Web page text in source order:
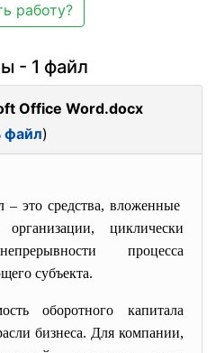
работу?
- 1 файл
Office Word.docx
файл)
– это средства, вложенные
циклически
процесса
субъекта.
оборотного капитала
бизнеса. Для компании,